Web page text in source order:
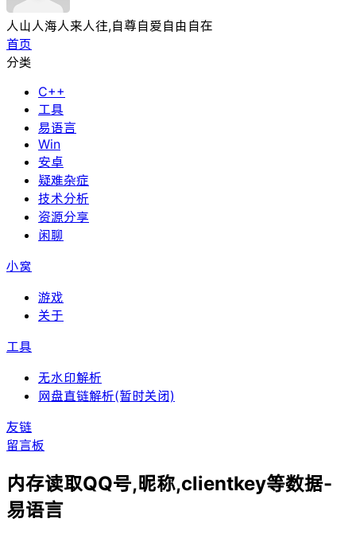
人山人海人来人往,自尊自爱自由自在
首页
分类
C++
工具
易语言
Win
安卓
疑难杂症
技术分析
资源分享
闲聊
小窝
游戏
关于
工具
无水印解析
网盘直链解析(暂时关闭)
友链
留言板
内存读取QQ号,昵称,clientkey等数据-
易语言